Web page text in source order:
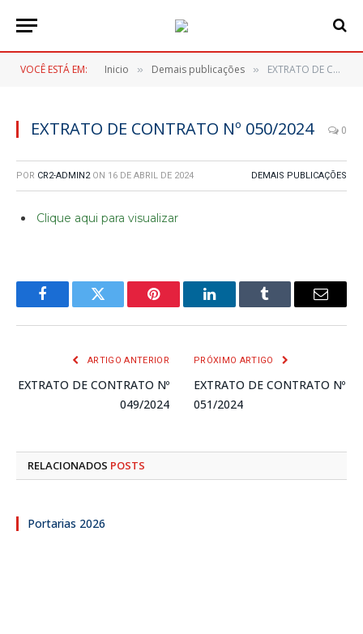
VOCÊ ESTÁ EM: Inicio » Demais publicações » EXTRATO DE CONTRATO Nº 050/2024
EXTRATO DE CONTRATO Nº 050/2024 0
POR CR2-ADMIN2 ON 16 DE ABRIL DE 2024 DEMAIS PUBLICAÇÕES
Clique aqui para visualizar
FacebookTwitter Pinterest LinkedInTumblr
E-
ARTIGO ANTERIOR
EXTRATO DE CONTRATO Nº
049/2024
PRÓXIMO ARTIGO
EXTRATO DE CONTRATO Nº
051/2024
RELACIONADOS POSTS
Portarias 2026